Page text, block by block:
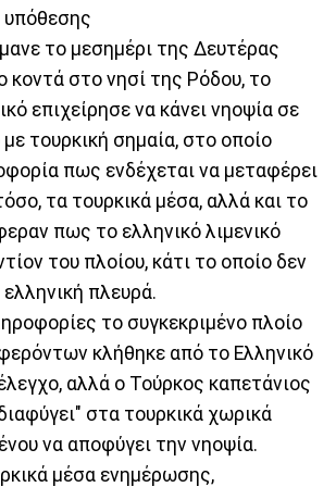
υπόθεσης
το μεσημέρι της Δευτέρας
κοντά στο νησί της Ρόδου, το
επιχείρησε να κάνει νηοψία σε
τουρκική σημαία, στο οποίο
πως ενδέχεται να μεταφέρει
τα τουρκικά μέσα, αλλά και το
πως το ελληνικό λιμενικό
του πλοίου, κάτι το οποίο δεν
πλευρά.
το συγκεκριμένο πλοίο
κλήθηκε από το Ελληνικό
αλλά ο Τούρκος καπετάνιος
στα τουρκικά χωρικά
να αποφύγει την νηοψία.
μέσα ενημέρωσης,